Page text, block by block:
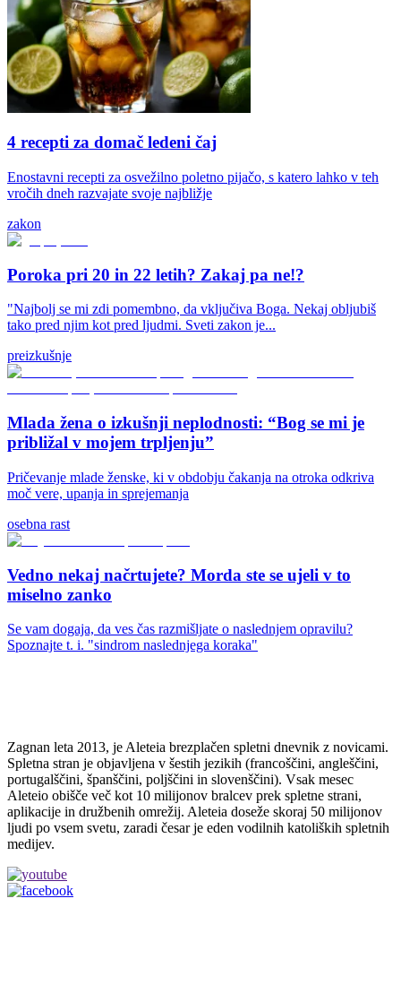
4 recepti za domač ledeni čaj
Enostavni recepti za osvežilno poletno pijačo, s katero lahko v teh
vročih dneh razvajate svoje najbližje
zakon
Poroka pri 20 in 22 letih? Zakaj pa ne!?
"Najbolj se mi zdi pomembno, da vključiva Boga. Nekaj obljubiš
tako pred njim kot pred ljudmi. Sveti zakon je...
preizkušnje
Mlada žena o izkušnji neplodnosti: “Bog se mi je
približal v mojem trpljenju”
Pričevanje mlade ženske, ki v obdobju čakanja na otroka odkriva
moč vere, upanja in sprejemanja
osebna rast
Vedno nekaj načrtujete? Morda ste se ujeli v to
miselno zanko
Se vam dogaja, da ves čas razmišljate o naslednjem opravilu?
Spoznajte t. i. "sindrom naslednjega koraka"
Zagnan leta 2013, je Aleteia brezplačen spletni dnevnik z novicami.
Spletna stran je objavljena v šestih jezikih (francoščini, angleščini,
portugalščini, španščini, poljščini in slovenščini). Vsak mesec
Aleteio obišče več kot 10 milijonov bralcev prek spletne strani,
aplikacije in družbenih omrežij. Aleteia doseže skoraj 50 milijonov
ljudi po vsem svetu, zaradi česar je eden vodilnih katoliških spletnih
medijev.